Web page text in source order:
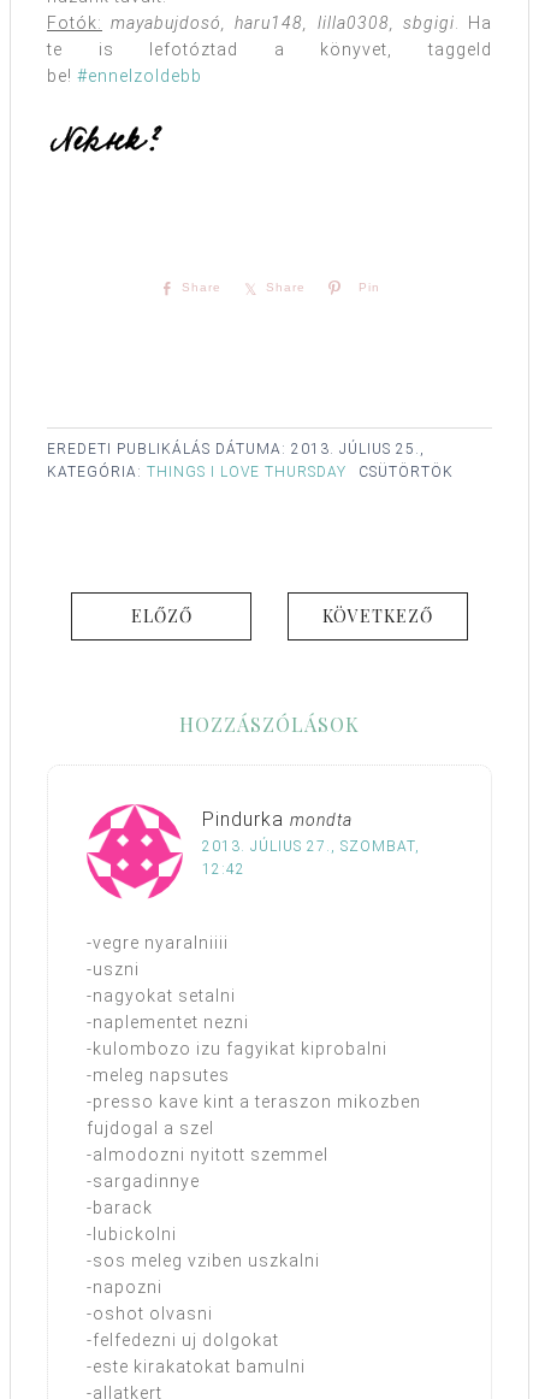
Fotók: mayabujdosó, haru148, lilla0308, sbgigi. Ha
te is lefotóztad a könyvet, taggeld
be! #ennelzoldebb
Share Share Pin
EREDETI PUBLIKÁLÁS DÁTUMA: 2013. JÚLIUS 25.,
CSÜTÖRTÖK
KATEGÓRIA: THINGS I LOVE THURSDAY
ELŐZŐ KÖVETKEZŐ
HOZZÁSZÓLÁSOK
Pindurka mondta
2013. JÚLIUS 27., SZOMBAT,
12:42
-vegre nyaralniiii
-uszni
-nagyokat setalni
-naplementet nezni
-kulombozo izu fagyikat kiprobalni
-meleg napsutes
-presso kave kint a teraszon mikozben
fujdogal a szel
-almodozni nyitott szemmel
-sargadinnye
-barack
-lubickolni
-sos meleg vziben uszkalni
-napozni
-oshot olvasni
-felfedezni uj dolgokat
-este kirakatokat bamulni
-allatkert